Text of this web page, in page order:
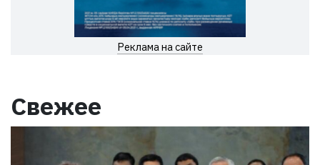
Реклама на сайте
Свежее